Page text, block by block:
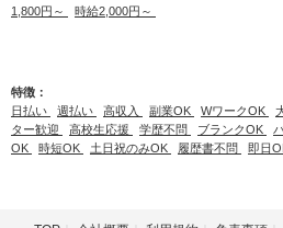
1,800円～
時給2,000円～
特徴：
日払い
週払い 高収入 副業OK WワークOK
ター歓迎
高校生応援 学歴不問 ブランクOK
OK
時短OK 土日祝のみOK 履歴書不問 即日